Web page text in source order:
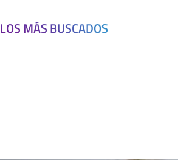
LOS MÁS BUSCADOS